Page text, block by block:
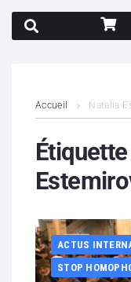
Contenus litigieux
Nous soutenir
Partenaires
Accueil Natalia
ACTUS
STOP